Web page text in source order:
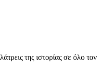
της ιστορίας σε όλο τον